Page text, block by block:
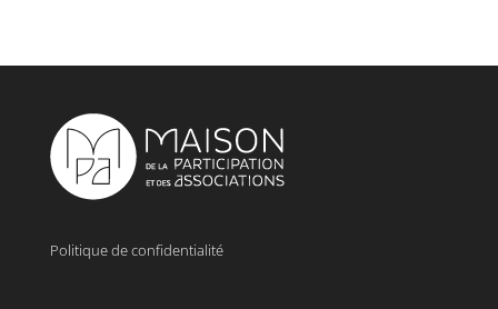
Politique de confidentialité